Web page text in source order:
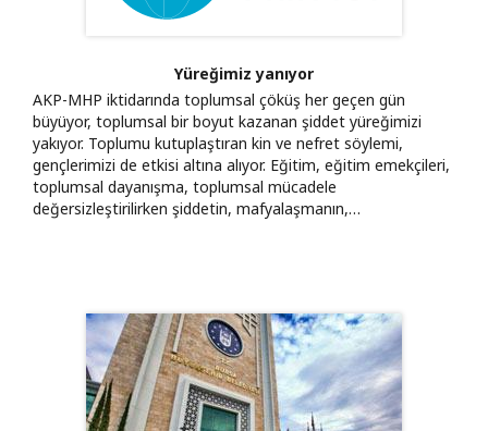
Yüreğimiz yanıyor
AKP-MHP iktidarında toplumsal çöküş her geçen gün
büyüyor, toplumsal bir boyut kazanan şiddet yüreğimizi
yakıyor. Toplumu kutuplaştıran kin ve nefret söylemi,
gençlerimizi de etkisi altına alıyor. Eğitim, eğitim emekçileri,
toplumsal dayanışma, toplumsal mücadele
değersizleştirilirken şiddetin, mafyalaşmanın,…